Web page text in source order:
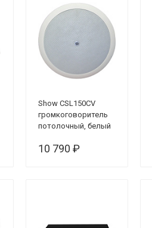
Show CSL150CV
громкоговоритель
потолочный, белый
10 790 ₽